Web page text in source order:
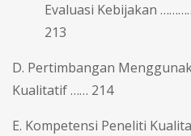
Evaluasi Kebijakan
213
D. Pertimbangan
Kualitatif …… 214
E. Kompetensi Peneliti